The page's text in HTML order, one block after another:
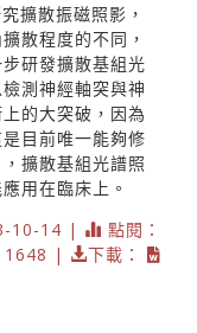
擴散振磁照影，
散程度的不同，
研發擴散基組光
測神經軸突與神
的大突破，因為
目前唯一能夠修
擴散基組光譜照
用在臨床上。
10-14 |
點閱：
1648 |
下載：